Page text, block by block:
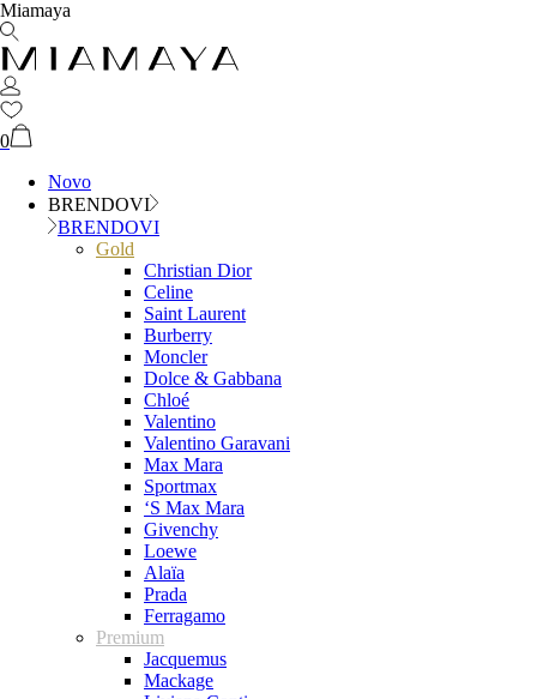
Miamaya
0
Novo
BRENDOVI
BRENDOVI
Gold
Christian Dior
Celine
Saint Laurent
Burberry
Moncler
Dolce & Gabbana
Chloé
Valentino
Valentino Garavani
Max Mara
Sportmax
‘S Max Mara
Givenchy
Loewe
Alaïa
Prada
Ferragamo
Premium
Jacquemus
Mackage